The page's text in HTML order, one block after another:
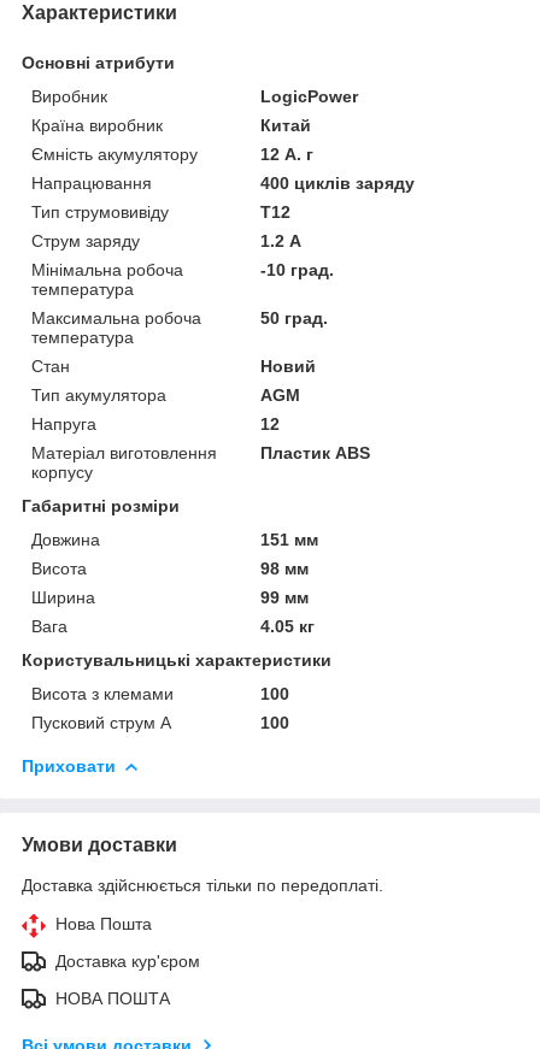
Характеристики
Основні атрибути
Виробник
LogicPower
Країна виробник
Китай
Ємність акумулятору
12 А. г
Напрацювання
400 циклів заряду
Тип струмовивіду
T12
Струм заряду
1.2 А
Мінімальна робоча
температура
-10 град.
Максимальна робоча
температура
50 град.
Стан
Новий
Тип акумулятора
AGM
Напруга
12
Матеріал виготовлення
корпусу
Пластик ABS
Габаритні розміри
Довжина
151 мм
Висота
98 мм
Ширина
99 мм
Вага
4.05 кг
Користувальницькі характеристики
Висота з клемами
100
Пусковий струм А
100
Приховати
Умови доставки
Доставка здійснюється тільки по передоплаті.
Нова Пошта
Доставка кур'єром
НОВА ПОШТА
Всі умови доставки